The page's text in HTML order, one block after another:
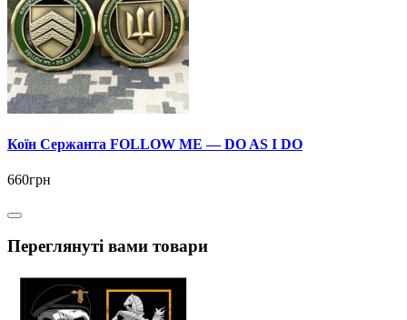
Коїн Сержанта FOLLOW ME — DO AS I DO
660грн
Переглянуті вами товари